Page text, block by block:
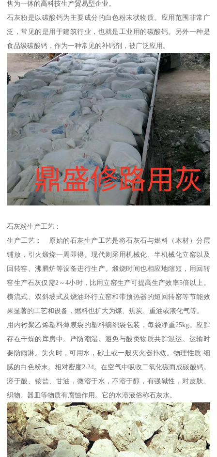
售为一体的高科技生产贸易型企业。
石灰粉是以碳酸钙为主要成分的白色粉末状物质。应用范围非常广
泛，常见的是用于建筑行业，也就是工业用的碳酸钙。另外一种是
食品级碳酸钙，作为一种常见的补钙剂，被广泛应用。
石灰粉生产工艺：
生产工艺： 原始的石灰生产工艺是将石灰石与燃料（木材）分层
铺放，引火煅烧一周即得。现代则采用机械化、半机械化立窑以及
回转窑、沸腾炉等设备进行生产。煅烧时间也相应地缩短，用回转
窑生产石灰仅需2～4小时，比用立窑生产可提高生产效率5倍以上。
横流式、双斜坡式及烧油环行立窑和带预热器的短回转窑等节能效
果显著的工艺和设备，燃料也扩大为煤、焦炭、重油或液化气等。
用内衬聚乙烯塑料薄膜袋的塑料编织袋包装，每袋净重25kg。应贮
存在干燥的库房中。严防潮湿。避免与酸类物质共贮混运。运输时
要防雨淋。失火时，可用水，砂土或一般灭火器扑救。物理性质 细
腻的白色粉末。相对密度2.24。在空气中吸收二氧化碳而成碳酸钙。
溶于酸、铵盐、甘油，微溶于水，不溶于醇，有强碱性，对皮肤、
织物、器皿等物质有腐蚀作用。它的水溶液俗称石灰水。